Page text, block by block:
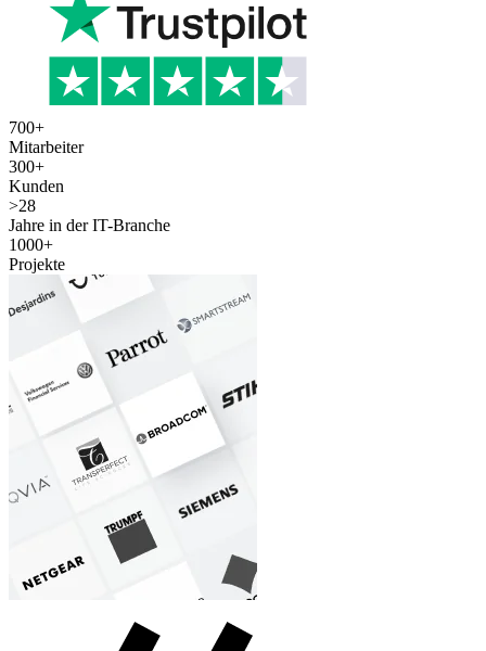
700+
Mitarbeiter
300+
Kunden
>28
Jahre in der IT-Branche
1000+
Projekte